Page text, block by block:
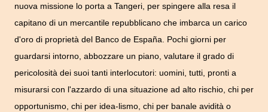
nuova missione lo porta a Tangeri, per spingere alla resa il
capitano di un mercantile repubblicano che imbarca un carico
d'oro di proprietà del Banco de España. Pochi giorni per
guardarsi intorno, abbozzare un piano, valutare il grado di
pericolosità dei suoi tanti interlocutori: uomini, tutti, pronti a
misurarsi con l'azzardo di una situazione ad alto rischio, chi per
opportunismo, chi per idea-lismo, chi per banale avidità o